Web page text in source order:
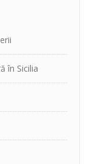
în Sicilia